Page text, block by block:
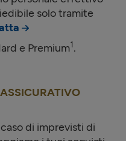
solo tramite
e Premium1.
di imprevisti di